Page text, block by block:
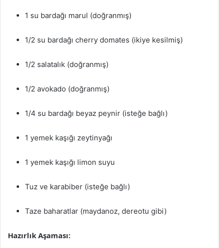
1 su bardağı marul (doğranmış)
1/2 su bardağı cherry domates (ikiye kesilmiş)
1/2 salatalık (doğranmış)
1/2 avokado (doğranmış)
1/4 su bardağı beyaz peynir (isteğe bağlı)
1 yemek kaşığı zeytinyağı
1 yemek kaşığı limon suyu
Tuz ve karabiber (isteğe bağlı)
Taze baharatlar (maydanoz, dereotu gibi)
Hazırlık Aşaması: